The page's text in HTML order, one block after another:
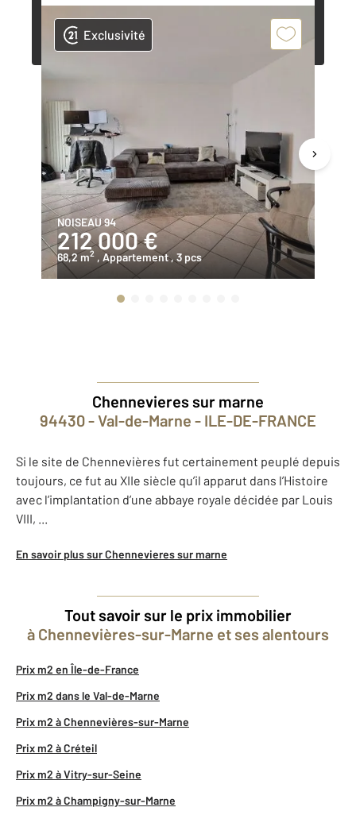
Demander une estimation
Exclusivité
NOISEAU 94
212 000 €
68,2 m2 , Appartement, 3 pcs
Chennevieres sur marne
94430 - Val-de-Marne - ILE-DE-FRANCE
Si le site de Chennevières fut certainement peuplé depuis
toujours, ce fut au XIIe siècle qu’il apparut dans l’Histoire
avec l’implantation d’une abbaye royale décidée par Louis
VIII, ...
En savoir plus sur Chennevieres sur marne
Tout savoir sur le prix immobilier
à Chennevières-sur-Marne et ses alentours
Prix m2 en Île-de-France
Prix m2 dans le Val-de-Marne
Prix m2 à Chennevières-sur-Marne
Prix m2 à Créteil
Prix m2 à Vitry-sur-Seine
Prix m2 à Champigny-sur-Marne